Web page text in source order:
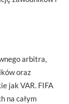
arbitra,
oraz
jak VAR. FIFA
na całym